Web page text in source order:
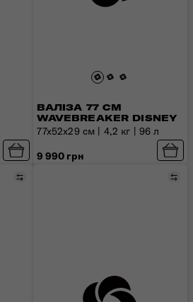
ВАЛІЗА 77 СМ
WAVEBREAKER DISNEY
77x52х29 см | 4,2 кг | 96 л
9 990 грн
Порівняти